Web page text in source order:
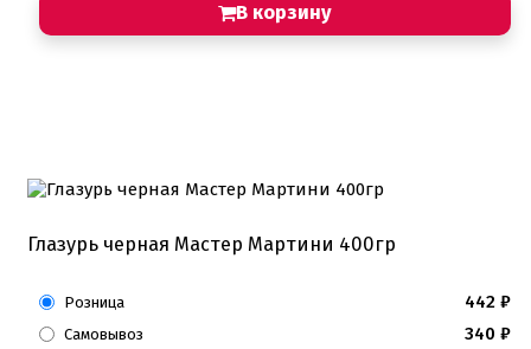
В корзину
Глазурь черная Мастер Мартини 400гр
Розница 442 ₽
Самовывоз 340 ₽